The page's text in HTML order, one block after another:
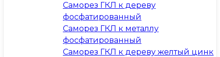
Саморез ГКЛ к дереву
фосфатированный
Саморез ГКЛ к металлу
фосфатированный
Саморез ГКЛ к дереву желтый цинк